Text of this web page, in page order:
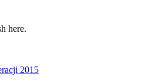
here.
2015